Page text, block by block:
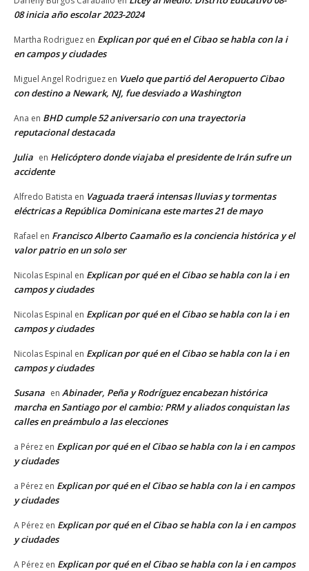
08 inicia año escolar 2023-2024
Martha Rodriguez en Explican por qué en el Cibao se habla con la i
en campos y ciudades
Miguel Angel Rodriguez en Vuelo que partió del Aeropuerto Cibao
con destino a Newark, NJ, fue desviado a Washington
Ana en BHD cumple 52 aniversario con una trayectoria
reputacional destacada
Julia en Helicóptero donde viajaba el presidente de Irán sufre un
accidente
Alfredo Batista en Vaguada traerá intensas lluvias y tormentas
eléctricas a República Dominicana este martes 21 de mayo
Rafael en Francisco Alberto Caamaño es la conciencia histórica y el
valor patrio en un solo ser
Nicolas Espinal en Explican por qué en el Cibao se habla con la i en
campos y ciudades
Nicolas Espinal en Explican por qué en el Cibao se habla con la i en
campos y ciudades
Nicolas Espinal en Explican por qué en el Cibao se habla con la i en
campos y ciudades
Susana en Abinader, Peña y Rodríguez encabezan histórica
marcha en Santiago por el cambio: PRM y aliados conquistan las
calles en preámbulo a las elecciones
a Pérez en Explican por qué en el Cibao se habla con la i en campos
y ciudades
a Pérez en Explican por qué en el Cibao se habla con la i en campos
y ciudades
A Pérez en Explican por qué en el Cibao se habla con la i en campos
y ciudades
A Pérez en Explican por qué en el Cibao se habla con la i en campos